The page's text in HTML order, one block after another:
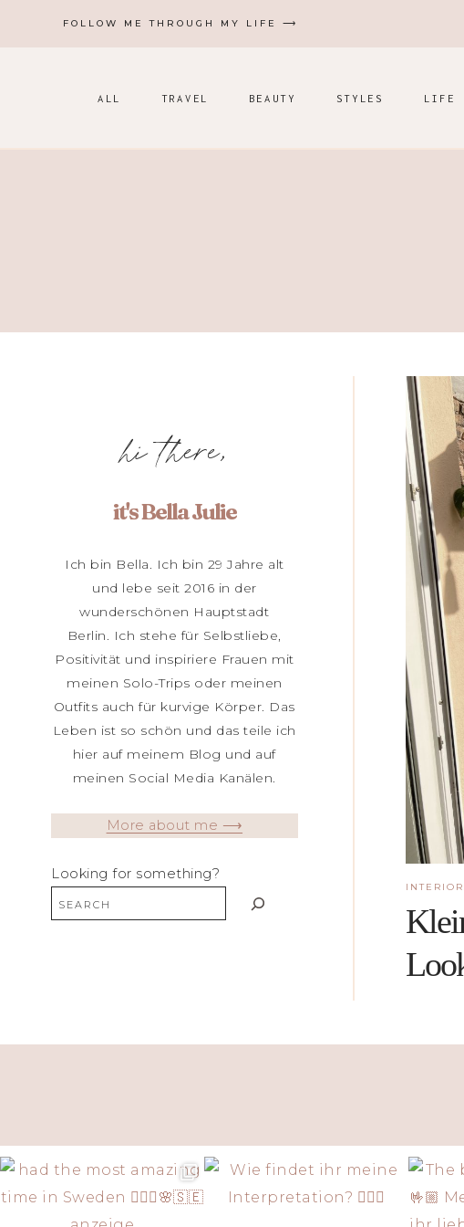
FOLLOW ME THROUGH MY LIFE ⟶
ALL TRAVEL BEAUTY STYLES LIFE
INTERIOR
hi there,
it's Bella Julie
Ich bin Bella. Ich bin 29 Jahre alt
und lebe seit 2016 in der
wunderschönen Hauptstadt
Berlin. Ich stehe für Selbstliebe,
Positivität und inspiriere Frauen mit
meinen Solo-Trips oder meinen
Outfits auch für kurvige Körper. Das
Leben ist so schön und das teile ich
hier auf meinem Blog und auf
meinen Social Media Kanälen.
More about me ⟶
Looking for something?